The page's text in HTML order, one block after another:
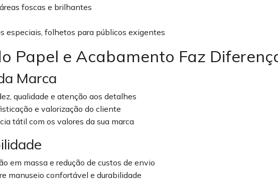
foscas e brilhantes
especiais, folhetos para públicos exigentes
Papel e Acabamento Faz
Marca
qualidade e atenção aos detalhes
e valorização do cliente
tátil com os valores da sua marca
em massa e redução de custos de envio
manuseio confortável e durabilidade